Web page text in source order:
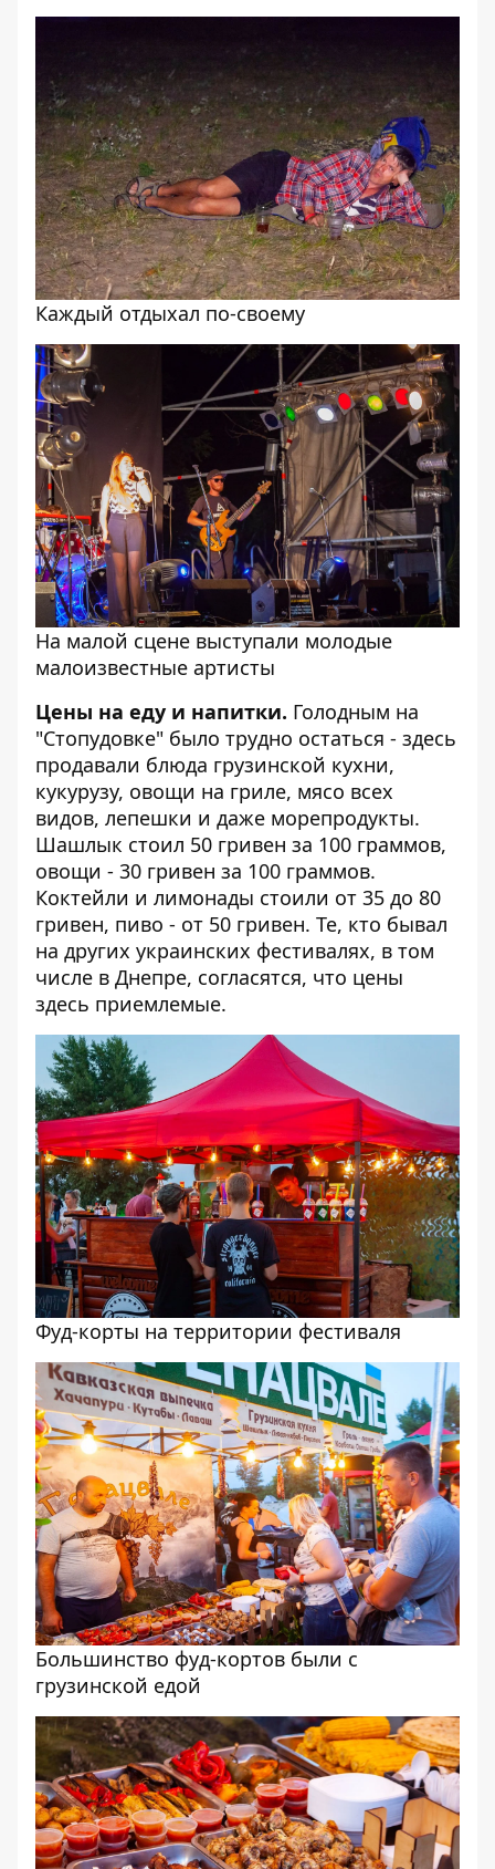
Каждый отдыхал по-своему
На малой сцене выступали молодые
малоизвестные артисты
Цены на еду и напитки. Голодным на
"Стопудовке" было трудно остаться - здесь
продавали блюда грузинской кухни,
кукурузу, овощи на гриле, мясо всех
видов, лепешки и даже морепродукты.
Шашлык стоил 50 гривен за 100 граммов,
овощи - 30 гривен за 100 граммов.
Коктейли и лимонады стоили от 35 до 80
гривен, пиво - от 50 гривен. Те, кто бывал
на других украинских фестивалях, в том
числе в Днепре, согласятся, что цены
здесь приемлемые.
Фуд-корты на территории фестиваля
Большинство фуд-кортов были с
грузинской едой